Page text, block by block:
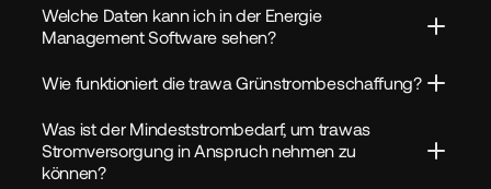
Welche Daten kann ich in der Energie
Management Software sehen?
Wie funktioniert die trawa Grünstrombeschaffung?
Was ist der Mindeststrombedarf, um trawas
Stromversorgung in Anspruch nehmen zu
können?